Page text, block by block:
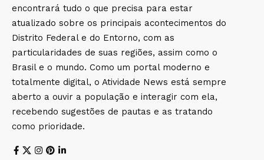
encontrará tudo o que precisa para estar
atualizado sobre os principais acontecimentos do
Distrito Federal e do Entorno, com as
particularidades de suas regiões, assim como o
Brasil e o mundo. Como um portal moderno e
totalmente digital, o Atividade News está sempre
aberto a ouvir a população e interagir com ela,
recebendo sugestões de pautas e as tratando
como prioridade.